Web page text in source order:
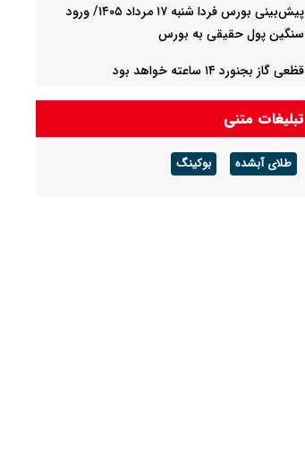
پیش‌بینی بورس فردا شنبه ۱۷ مرداد ۱۴۰۵/ ورود
سنگین پول حقیقی به بورس
قظعی گاز بجنورد ۱۴ ساعته خواهد بود
شرکت گاز مازندران هشدار داد: برای زمستان آماده
شوید
تبلیغات متنی
طلای آبشده بوکینگ